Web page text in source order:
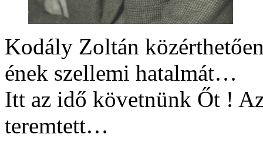
Kodály Zoltán
ének szellemi hatalmát…
Itt az idő követnünk Őt !
teremtett…